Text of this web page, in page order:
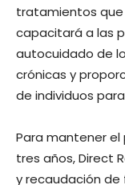
tratamientos que
capacitará a las
autocuidado de
crónicas y
de individuos
Para mantener
tres años, Direct
y recaudación